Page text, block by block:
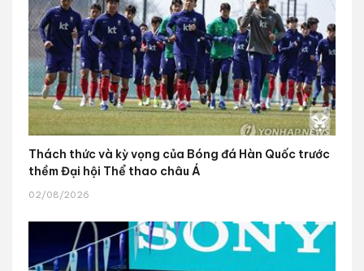
Thách thức và kỳ vọng của Bóng đá Hàn Quốc trước
thềm Đại hội Thể thao châu Á
02/08/2026